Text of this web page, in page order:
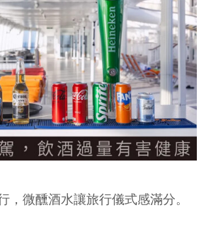
，微醺酒水讓旅行儀式感滿分。